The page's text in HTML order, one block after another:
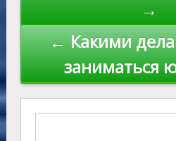
→
← Какими
заниматься